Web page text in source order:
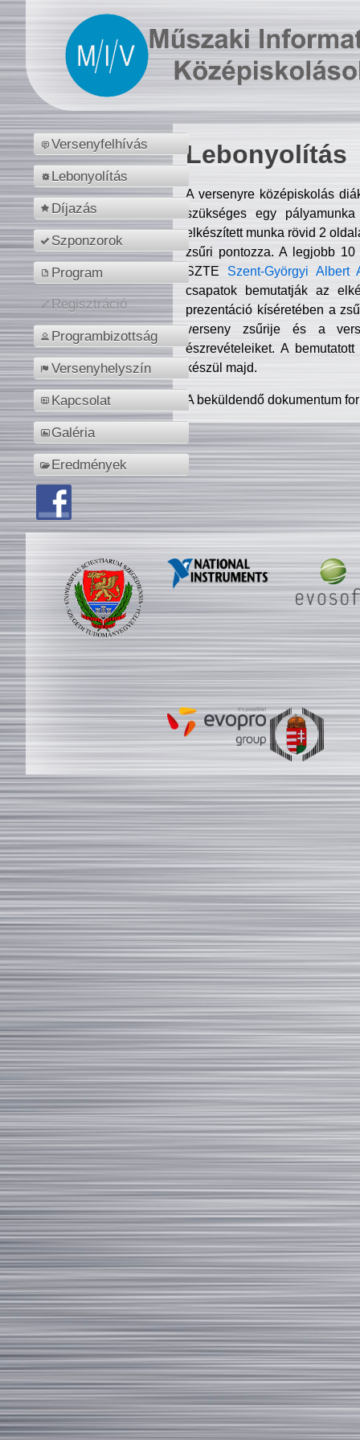
Versenyfelhívás
Lebonyolítás
Díjazás
Szponzorok
Program
Regisztráció
Programbizottság
Versenyhelyszín
Kapcsolat
Galéria
Eredmények
Lebonyolítás
A versenyre középiskolás
szükséges egy
elkészített munka rövid 2
zsűri pontozza. A legjobb
SZTE Szent-Györgyi Albert
csapatok bemutatják az
prezentáció kíséretében a
verseny zsűrije és a
észrevételeiket. A
készül majd.
A beküldendő dokumentum